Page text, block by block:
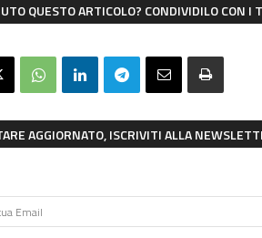
QUESTO ARTICOLO? CONDIVIDILO CON I
AGGIORNATO, ISCRIVITI ALLA